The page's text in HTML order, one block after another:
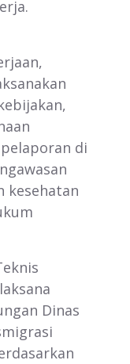
di
kesehatan
Dinas